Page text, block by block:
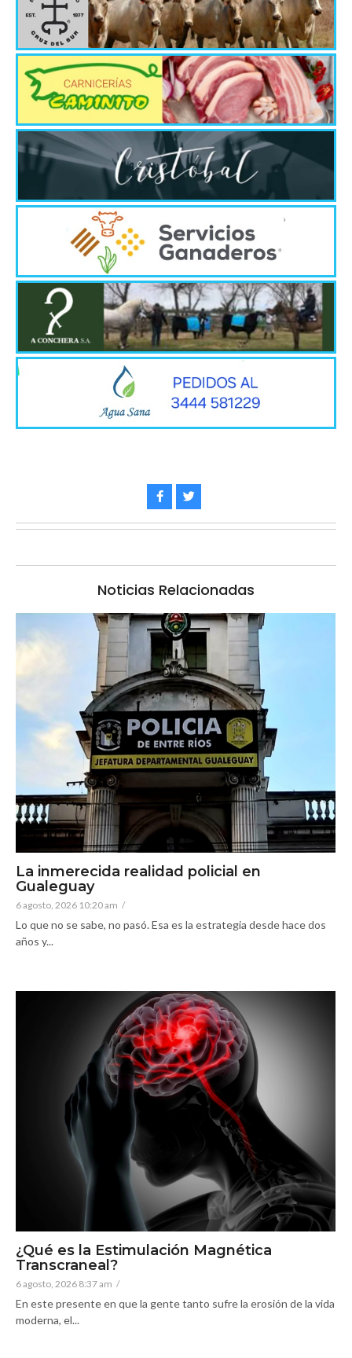
Noticias Relacionadas
La inmerecida realidad policial en
Gualeguay
6 agosto, 2026 10:20 am /
Lo que no se sabe, no pasó. Esa es la estrategia desde hace dos
años y...
¿Qué es la Estimulación Magnética
Transcraneal?
6 agosto, 2026 8:37 am /
En este presente en que la gente tanto sufre la erosión de la vida
moderna, el...